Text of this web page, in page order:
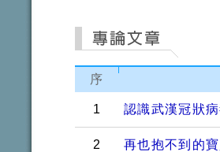
序
1 認識武漢冠狀
2 再也抱不到的寶